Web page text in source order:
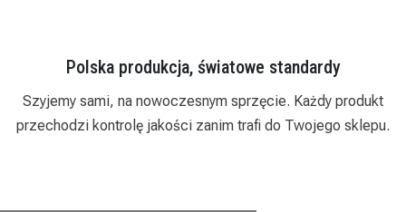
Polska produkcja, światowe standardy
Szyjemy sami, na nowoczesnym sprzęcie. Każdy produkt
przechodzi kontrolę jakości zanim trafi do Twojego sklepu.